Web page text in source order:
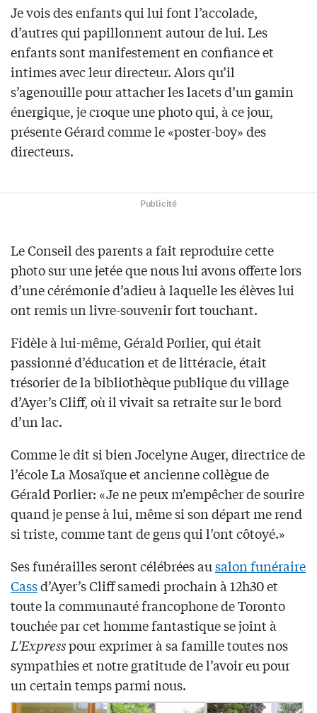
Je vois des enfants qui lui font l’accolade,
d’autres qui papillonnent autour de lui. Les
enfants sont manifestement en confiance et
intimes avec leur directeur. Alors qu’il
s’agenouille pour attacher les lacets d’un gamin
énergique, je croque une photo qui, à ce jour,
présente Gérard comme le «poster-boy» des
directeurs.
Publicité
Le Conseil des parents a fait reproduire cette
photo sur une jetée que nous lui avons offerte lors
d’une cérémonie d’adieu à laquelle les élèves lui
ont remis un livre-souvenir fort touchant.
Fidèle à lui-même, Gérald Porlier, qui était
passionné d’éducation et de littéracie, était
trésorier de la bibliothèque publique du village
d’Ayer’s Cliff, où il vivait sa retraite sur le bord
d’un lac.
Comme le dit si bien Jocelyne Auger, directrice de
l’école La Mosaïque et ancienne collègue de
Gérald Porlier: «Je ne peux m’empêcher de sourire
quand je pense à lui, même si son départ me rend
si triste, comme tant de gens qui l’ont côtoyé.»
Ses funérailles seront célébrées ausalon funéraire
Cassd’Ayer’s Cliff samedi prochain à 12h30 et
toute la communauté francophone de Toronto
touchée par cet homme fantastique se joint à
L’Expresspour exprimer à sa famille toutes nos
sympathies et notre gratitude de l’avoir eu pour
un certain temps parmi nous.